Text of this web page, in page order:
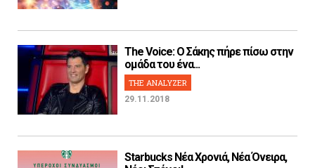
The Voice: Ο Σάκης πήρε πίσω στην
ομάδα του ένα...
THE ANALYZER
29.11.2018
Starbucks Νέα Χρονιά, Νέα Όνειρα,